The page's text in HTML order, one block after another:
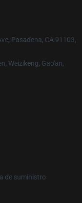
Pasadena, CA 91103,
Weizikeng, Gao'an,
de suministro